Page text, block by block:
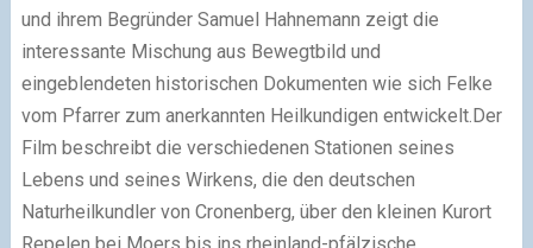
und ihrem Begründer Samuel Hahnemann zeigt die
interessante Mischung aus Bewegtbild und
eingeblendeten historischen Dokumenten wie sich Felke
vom Pfarrer zum anerkannten Heilkundigen entwickelt.Der
Film beschreibt die verschiedenen Stationen seines
Lebens und seines Wirkens, die den deutschen
Naturheilkundler von Cronenberg, über den kleinen Kurort